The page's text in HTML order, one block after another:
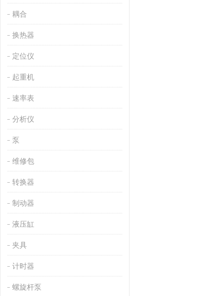
耦合
换热器
定位仪
起重机
速率表
分析仪
泵
维修包
转换器
制动器
液压缸
夹具
计时器
螺旋杆泵